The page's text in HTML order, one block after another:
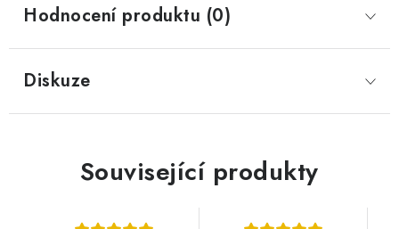
Hodnocení produktu (0)
Diskuze
Související produkty